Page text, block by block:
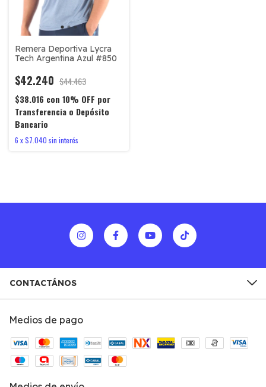
Remera Deportiva Lycra
Tech Argentina Azul #850
$42.240 $44.463
$38.016 con 10% OFF por
Transferencia o Depósito
Bancario
6 x$7.040 sin interés
CONTACTÁNOS
Medios de pago